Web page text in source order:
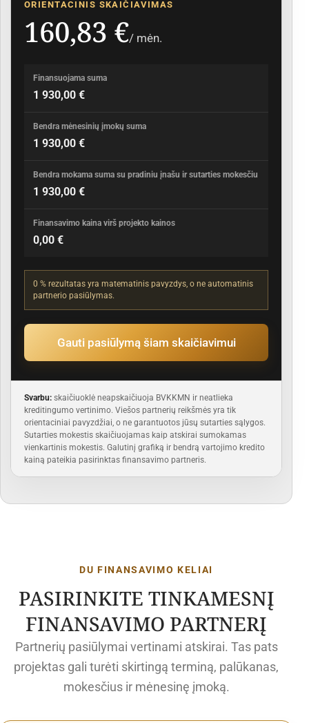
ORIENTACINIS SKAIČIAVIMAS
160,83 €/ mėn.
Finansuojama suma
1 930,00 €
Bendra mėnesinių įmokų suma
1 930,00 €
Bendra mokama suma su pradiniu įnašu ir sutarties mokesčiu
1 930,00 €
Finansavimo kaina virš projekto kainos
0,00 €
0 % rezultatas yra matematinis pavyzdys, o ne automatinis
partnerio pasiūlymas.
Gauti pasiūlymą šiam skaičiavimui
Svarbu: skaičiuoklė neapskaičiuoja BVKKMN ir neatlieka
kreditingumo vertinimo. Viešos partnerių reikšmės yra tik
orientaciniai pavyzdžiai, o ne garantuotos jūsų sutarties sąlygos.
Sutarties mokestis skaičiuojamas kaip atskirai sumokamas
vienkartinis mokestis. Galutinį grafiką ir bendrą vartojimo kredito
kainą pateikia pasirinktas finansavimo partneris.
DU FINANSAVIMO KELIAI
PASIRINKITE TINKAMESNĮ
FINANSAVIMO PARTNERĮ
Partnerių pasiūlymai vertinami atskirai. Tas pats
projektas gali turėti skirtingą terminą, palūkanas,
mokesčius ir mėnesinę įmoką.